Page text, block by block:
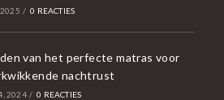
/ 0 REACTIES
van het perfecte matras voor
nachtrust
2024 / 0 REACTIES